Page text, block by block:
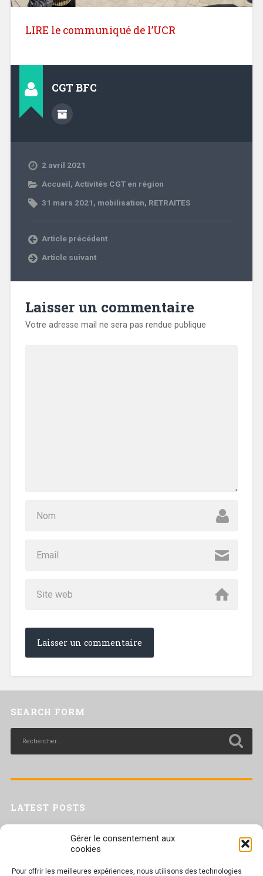
Gérer le consentement aux
cookies
Pour offrir les meilleures expériences, nous utilisons des technologies
LIRE le communiqué de l’UCR
CGT BFC
2 avril 2021
Accueil, Activités CGT en région
31 mars 2021, mobilisation, RETRAITES
Article précédent
Article suivant
Laisser un commentaire
Votre adresse mail ne sera pas rendue publique
SEARCH FORM
LATEST POSTS
Trac confédéral sur les situations de travail par forte chaleur